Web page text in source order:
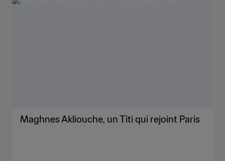
Maghnes Akliouche, un Titi qui rejoint Paris